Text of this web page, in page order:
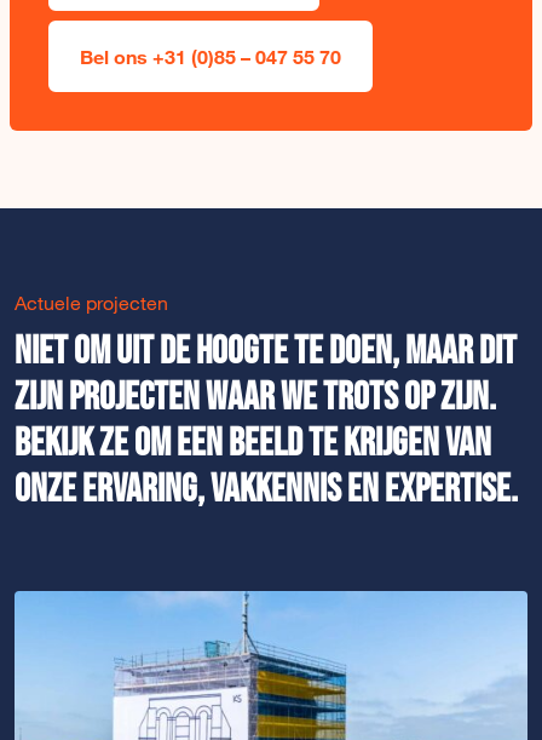
Bel ons +31 (0)85 – 047 55 70
Actuele projecten
Niet om uit de hoogte te doen, maar dit
zijn projecten waar we trots op zijn.
Bekijk ze om een beeld te krijgen van
onze ervaring, vakkennis en expertise.